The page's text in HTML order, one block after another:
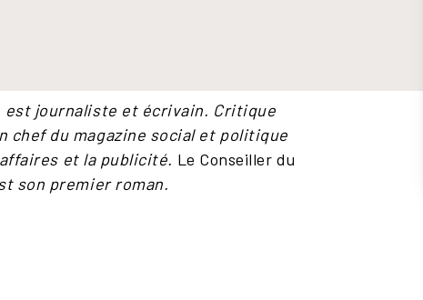
est journaliste et écrivain. Critique
du magazine social et politique
et la publicité. Le Conseiller du
son premier roman.